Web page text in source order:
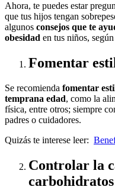
Ahora, te puedes estar
que tus hijos tengan
algunos consejos que te
obesidad en tus niños,
Fomentar
Se recomienda fomentar
temprana edad, como la
física, entre otros; siempre
padres o cuidadores.
Quizás te interese leer:
Controlar la